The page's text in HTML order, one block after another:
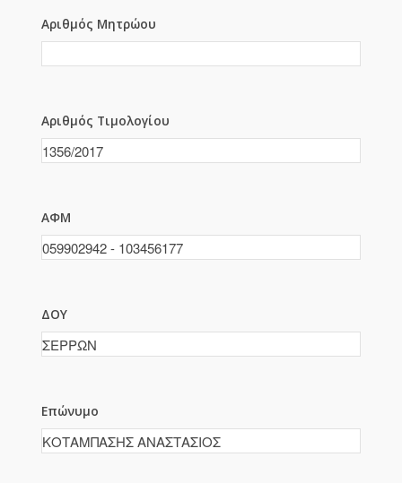
Αριθμός Μητρώου
Αριθμός Τιμολογίου
ΑΦΜ
ΔΟΥ
Επώνυμο